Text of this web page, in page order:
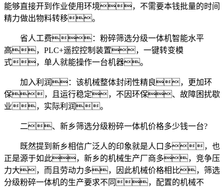
能够直接开到作业使用环境，不需要本钱批量的时间
精力做出物料转移。
省人工费：粉碎筛选分级一体机智能水平
高，PLC+遥控控制装置，一键转变模
式，单人就能操作一台机器。
加入利润：该机械整体封闭性精良，更加环
保，且运行稳定，不因环保、故障困扰歇
业，实际利润。
二、新乡筛选分级粉碎一体机价格多少钱一台?
既然提到新乡相信广泛人的印象就是人口多，也
正是源于如此，新乡的机械生产厂商多，竞争压
力大，而且劳动力多，因此机械价格相比，筛选
分级粉碎一体机的生产要求不同，配置的机械不